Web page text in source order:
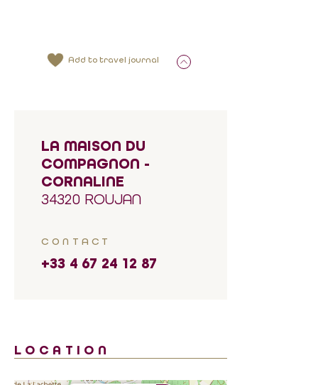
Add to travel journal
LA MAISON DU
COMPAGNON -
CORNALINE
34320 ROUJAN
CONTACT
+33 4 67 24 12 87
LOCATION